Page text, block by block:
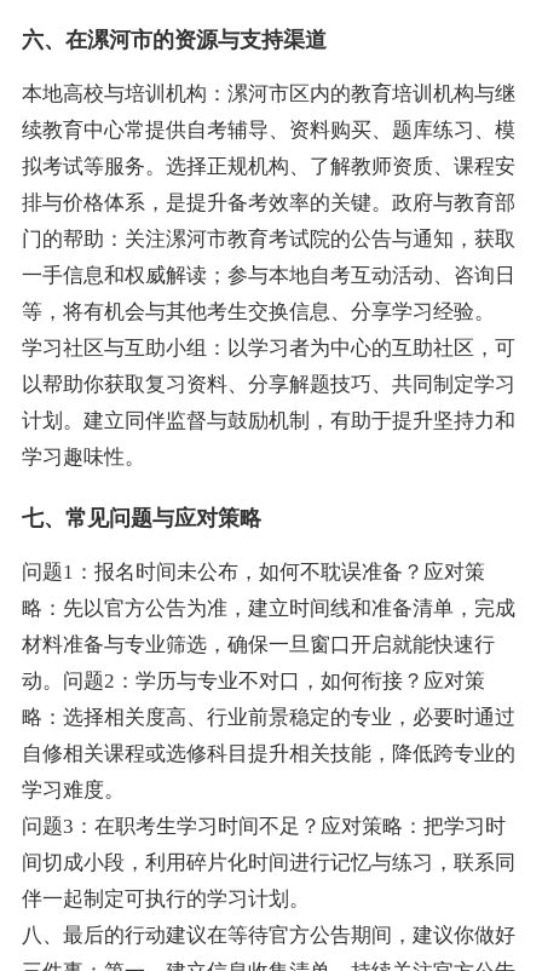
六、在漯河市的资源与支持渠道
本地高校与培训机构：漯河市区内的教育培训机构与继
续教育中心常提供自考辅导、资料购买、题库练习、模
拟考试等服务。选择正规机构、了解教师资质、课程安
排与价格体系，是提升备考效率的关键。政府与教育部
门的帮助：关注漯河市教育考试院的公告与通知，获取
一手信息和权威解读；参与本地自考互动活动、咨询日
等，将有机会与其他考生交换信息、分享学习经验。
学习社区与互助小组：以学习者为中心的互助社区，可
以帮助你获取复习资料、分享解题技巧、共同制定学习
计划。建立同伴监督与鼓励机制，有助于提升坚持力和
学习趣味性。
七、常见问题与应对策略
问题1：报名时间未公布，如何不耽误准备？应对策
略：先以官方公告为准，建立时间线和准备清单，完成
材料准备与专业筛选，确保一旦窗口开启就能快速行
动。问题2：学历与专业不对口，如何衔接？应对策
略：选择相关度高、行业前景稳定的专业，必要时通过
自修相关课程或选修科目提升相关技能，降低跨专业的
学习难度。
问题3：在职考生学习时间不足？应对策略：把学习时
间切成小段，利用碎片化时间进行记忆与练习，联系同
伴一起制定可执行的学习计划。
八、最后的行动建议在等待官方公告期间，建议你做好